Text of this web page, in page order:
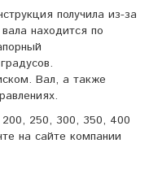
получила из-за
находится по
Вал, а также
250, 300, 350, 400
на сайте компании